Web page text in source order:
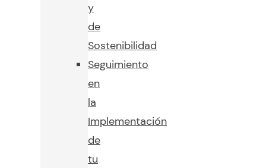
y
de
Sostenibilidad
Seguimiento
en
la
Implementación
de
tu